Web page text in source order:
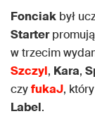
Fonciak był
Starter
w trzecim
Szczyl, Kara,
czyfukaJ,
Label.